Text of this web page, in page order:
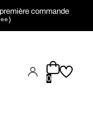
commande
0